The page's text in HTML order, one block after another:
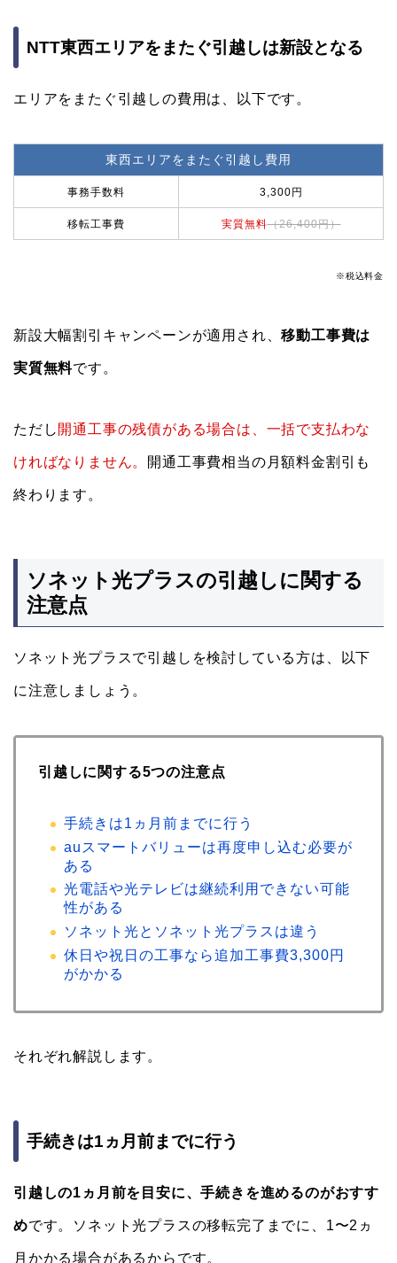
NTT東西エリアをまたぐ引越しは新設となる
エリアをまたぐ引越しの費用は、以下です。
東西エリアをまたぐ引越し費用
事務手数料 3,300円
移転工事費 実質無料（26,400円）
※税込料金
新設大幅割引キャンペーンが適用され、移動工事費は
実質無料です。
ただし 開通工事の残債がある場合は、一括で支払わな
ければなりません。 開通工事費相当の月額料金割引も
終わります。
ソネット光プラスの引越しに関する
注意点
ソネット光プラスで引越しを検討している方は、以下
に注意しましょう。
引越しに関する5つの注意点
手続きは1ヵ月前までに行う
auスマートバリューは再度申し込む必要が
ある
光電話や光テレビは継続利用できない可能
性がある
ソネット光とソネット光プラスは違う
休日や祝日の工事なら追加工事費3,300円
がかかる
それぞれ解説します。
手続きは1ヵ月前までに行う
引越しの1ヵ月前を目安に、手続きを進めるのがおすす
めです。ソネット光プラスの移転完了までに、1〜2ヵ
月かかる場合があるからです。